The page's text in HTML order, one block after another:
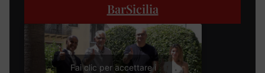
BarSicilia
Fai clic per accettare i